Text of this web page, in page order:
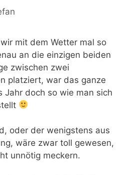
mit dem Wetter mal so
an die einzigen beiden
zwischen zwei
platziert, war das ganze
Jahr doch so wie man sich
oder der wenigstens aus
wäre zwar toll gewesen,
unnötig meckern.